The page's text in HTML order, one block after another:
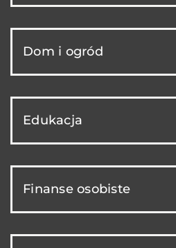
Dom i ogród
Edukacja
Finanse osobiste